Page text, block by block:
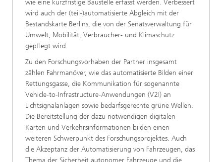
wie eine kurzfristige Baustelle erfasst werden. Verbessert
wird auch der (teil-)automatisierte Abgleich mit der
Bestandskarte Berlins, die von der Senatsverwaltung für
Umwelt, Mobilität, Verbraucher- und Klimaschutz
gepflegt wird.
Zu den Forschungsvorhaben der Partner insgesamt
zählen Fahrmanöver, wie das automatisierte Bilden einer
Rettungsgasse, die Kommunikation für sogenannte
Vehicle-to-Infrastructure-Anwendungen (V2I) an
Lichtsignalanlagen sowie bedarfsgerechte grüne Wellen.
Die Bereitstellung der dazu notwendigen digitalen
Karten und Verkehrsinformationen bilden einen
weiteren Schwerpunkt des Forschungsprojektes. Auch
die Akzeptanz der Automatisierung von Fahrzeugen, das
Thema der Sicherheit autonomer Fahrzeuge und die